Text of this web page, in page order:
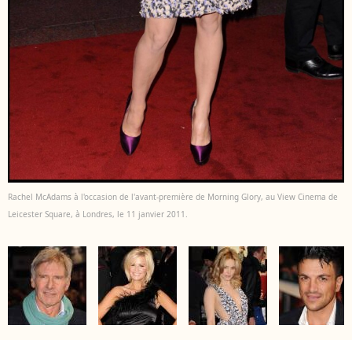
Rachel McAdams à l'occasion de l'avant-première de Morning Glory, au View Cinema de
Leicester Square, à Londres, le 11 janvier 2011.